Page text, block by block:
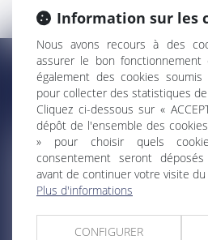
CONTACTER
Information sur les
Nous avons recours à des
assurer le bon
également des cookies
pour collecter des statistiques
Cliquez ci-dessous sur «
dépôt de l'ensemble des cookies
» pour choisir quels
consentement seront déposés
avant de continuer votre visite du
Plus d'informations
CONFIGURER